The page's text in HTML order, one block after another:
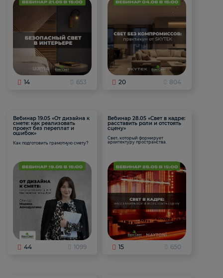
14 653 20 804
Вебинар 19.05 «От дизайна к
смете: как реализовать
проект без переплат и
ошибок»
Как подготовить грамотную смету?
44 1099
Вебинар 28.05 «Свет в кадре:
расставить роли и отстоять
сцену»
Свет, который формирует
архитектуру пространства.
15 650